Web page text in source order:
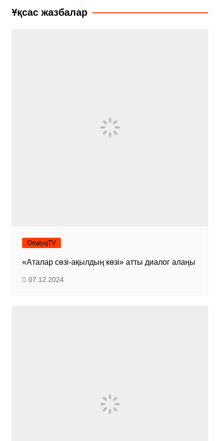
записям
Ұқсас жазбалар
OrtalyqTV
«Аталар сөзі-ақылдың көзі» атты диалог алаңы
07.12.2024